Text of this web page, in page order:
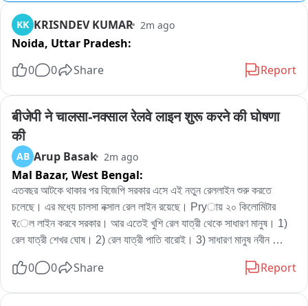
KK KRISNDEV KUMAR 2m ago
Noida, Uttar Pradesh:
0
0 Share Report
बीजेपी ने चालसा-नक्साल रेलवे लाइन शुरू करने की घोषणा
की
AB Arup Basak 2m ago
Mal Bazar, West Bengal:
এতবছর আটকে থাকার পর বিজেপি সরকার এসে এই নতুন রেললাইন শুরু করতে
চলেছে। এর মধ্যে চালসা নক্সাল রেল লাইন রয়েছে। Pryায় ২০ কিলোমিটার
रেল লাইন করবে সরকার। আর এতেই খুশি রেল যাত্রী থেকে সাধারণ মানুষ। 1)
রেল যাত্রী শেখর ঘোষ। 2) রেল যাত্রী পাতি বারোই। 3) সাধারণ মানুষ নবীন
0 0 Share Report